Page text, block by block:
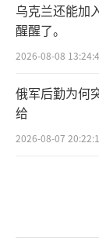
乌克兰还能加
醒醒了。
2026-08-08
俄军后勤为何
给
2026-08-07